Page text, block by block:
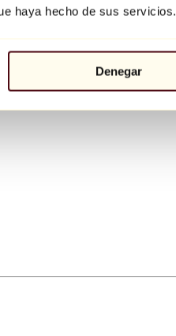
haya hecho de sus servicios.
Denegar